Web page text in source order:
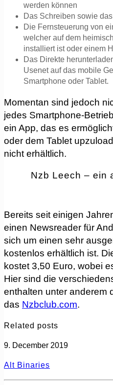
werden können
Das Schreiben sowie
Die Fernsteuerung von
welcher auf dem
installiert ist oder einem
Das Direkte
Usenet auf das mobile
Smartphone oder Tablet.
Momentan sind jedoch nicht alle Funktionen für
jedes Smartphone-
ein App, das es
oder dem Tablet
nicht erhältlich.
Nzb Leech – ein
Bereits seit einigen Jahren gibt es Nzb Leech
einen Newsreader für
sich um einen sehr
kostenlos erhältlich ist.
kostet 3,50 Euro, wobei
Hier sind die
enthalten unter anderem
das Nzbclub.com.
Related posts
9. December 2019
Alt Binaries